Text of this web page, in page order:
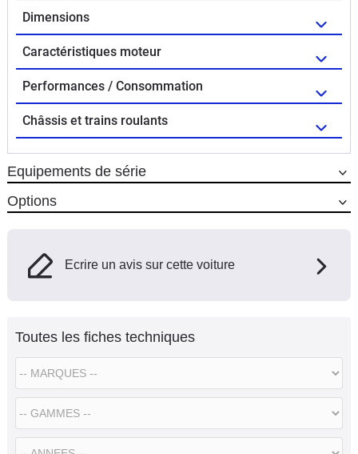
Dimensions
Caractéristiques moteur
Performances / Consommation
Châssis et trains roulants
Equipements de série
Options
Ecrire un avis sur cette voiture
Toutes les fiches techniques